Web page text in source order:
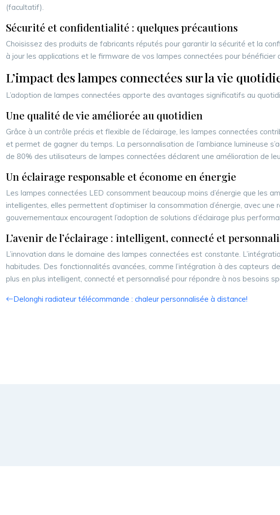
(facultatif).
Sécurité et confidentialité : quelques précautions
Choisissez des produits de fabricants réputés pour garantir la sécurité et la
à jour les applications et le firmware de vos lampes connectées pour bénéficier
L’impact des lampes connectées sur la vie
L’adoption de lampes connectées apporte des avantages significatifs au
Une qualité de vie améliorée au quotidien
Grâce à un contrôle précis et flexible de l’éclairage, les lampes connectées
et permet de gagner du temps. La personnalisation de l’ambiance lumineuse
de 80% des utilisateurs de lampes connectées déclarent une amélioration de
Un éclairage responsable et économe en énergie
Les lampes connectées LED consomment beaucoup moins d’énergie que les
intelligentes, elles permettent d’optimiser la consommation d’énergie, avec
gouvernementaux encouragent l’adoption de solutions d’éclairage plus
L’avenir de l’éclairage : intelligent, connecté et
L’innovation dans le domaine des lampes connectées est constante.
habitudes. Des fonctionnalités avancées, comme l’intégration à des capteurs
plus en plus intelligent, connecté et personnalisé pour répondre à nos besoins
Delonghi radiateur télécommande : chaleur personnalisée à distance!